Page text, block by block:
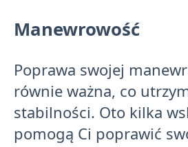
Manewrowość
Poprawa swojej
równie ważna, co
stabilności. Oto kilka
pomogą Ci poprawić